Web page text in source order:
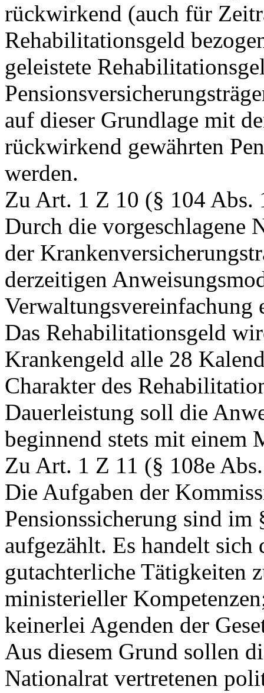
rückwirkend (auch für
Rehabilitationsgeld
geleistete
auf dieser Grundlage mit
rückwirkend gewährten
werden.
Zu Art. 1 Z 10 (§ 104 Abs.
Durch die vorgeschlagene
der
derzeitigen
Verwaltungsvereinfachung
Das Rehabilitationsgeld
Krankengeld alle 28
Charakter des
Dauerleistung soll die
beginnend stets mit einem
Zu Art. 1 Z 11 (§ 108e
Die Aufgaben der
Pensionssicherung sind
aufgezählt. Es handelt
gutachterliche Tätigkeiten
ministerieller
keinerlei Agenden der
Aus diesem Grund sollen
Nationalrat vertretenen